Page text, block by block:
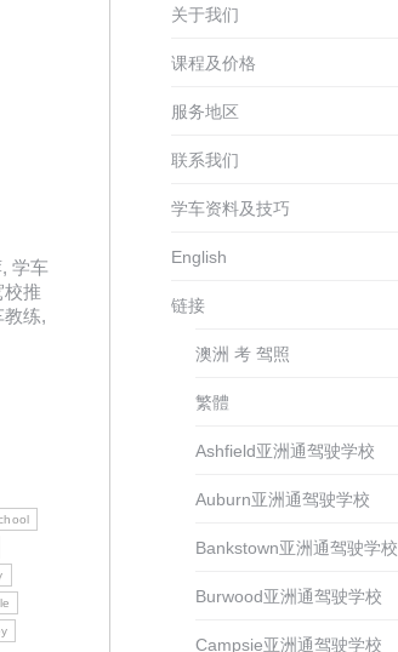
学车
校推
练,
关于我们
课程及价格
服务地区
联系我们
学车资料及技巧
English
链接
澳洲 考 驾照
繁體
Ashfield亚洲通驾驶学校
Auburn亚洲通驾驶学校
Bankstown亚洲通驾驶学校
Burwood亚洲通驾驶学校
Campsie亚洲通驾驶学校